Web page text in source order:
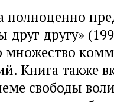
другу»
множество
Книга также
свободы